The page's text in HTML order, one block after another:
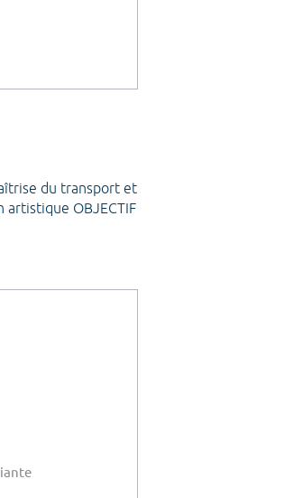
du transport et
artistique OBJECTIF